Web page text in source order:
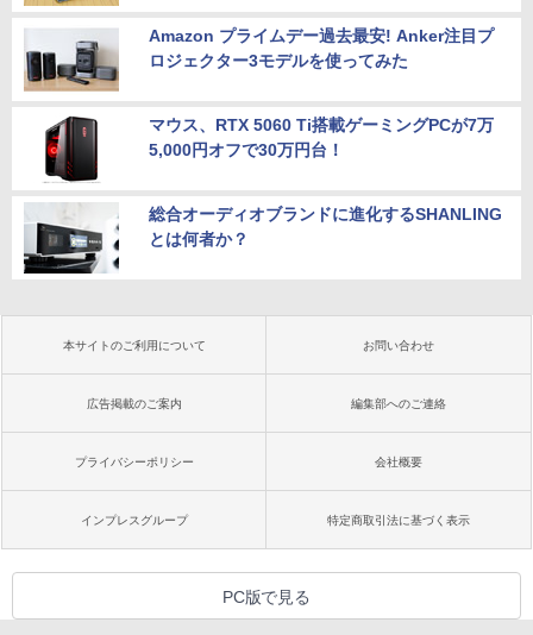
Amazon プライムデー過去最安! Anker注目プ
ロジェクター3モデルを使ってみた
マウス、RTX 5060 Ti搭載ゲーミングPCが7万
5,000円オフで30万円台！
総合オーディオブランドに進化するSHANLING
とは何者か？
本サイトのご利用について お問い合わせ
広告掲載のご案内 編集部へのご連絡
プライバシーポリシー 会社概要
インプレスグループ 特定商取引法に基づく表示
PC版で見る